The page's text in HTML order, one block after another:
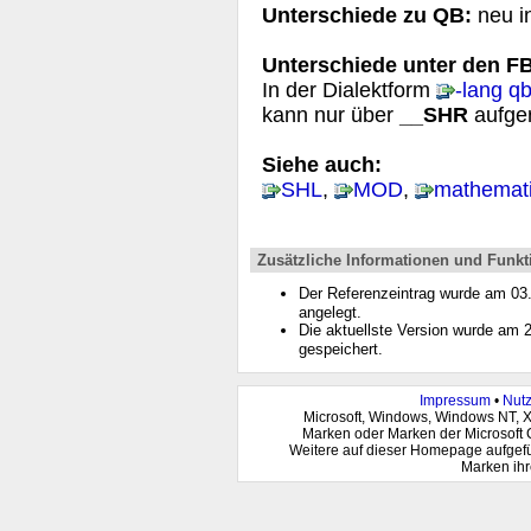
Unterschiede zu QB: neu
Unterschiede unter den
In der Dialektform
-lang qb
kann nur über
__SHR
Siehe auch:
SHL, MOD,
Zusätzliche Informationen und
Der Referenzeintrag wurde am
angelegt.
Die aktuellste Version wurde am
gespeichert.
Impressum•
Microsoft, Windows, Windows NT,
Marken oder Marken der
Weitere auf dieser Homepage
Marken